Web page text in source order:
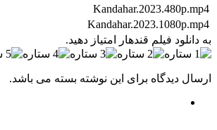
Kandahar.2023.480p.mp4
Kandahar.2023.1080p.mp4
به دانلود فیلم قندهار امتیاز دهید.
ارسال دیدگاه برای این نوشته بسته می باشد.